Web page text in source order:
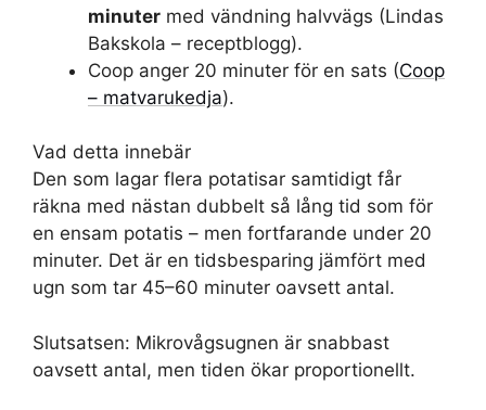
minuter med vändning halvvägs (Lindas
Bakskola – receptblogg).
Coop anger 20 minuter för en sats (Coop
– matvarukedja).
Vad detta innebär
Den som lagar flera potatisar samtidigt får
räkna med nästan dubbelt så lång tid som för
en ensam potatis – men fortfarande under 20
minuter. Det är en tidsbesparing jämfört med
ugn som tar 45–60 minuter oavsett antal.
Slutsatsen: Mikrovågsugnen är snabbast
oavsett antal, men tiden ökar proportionellt.